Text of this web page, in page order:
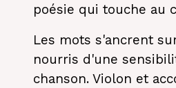
poésie qui touche au
Les mots s'ancrent
nourris d'une
chanson. Violon et